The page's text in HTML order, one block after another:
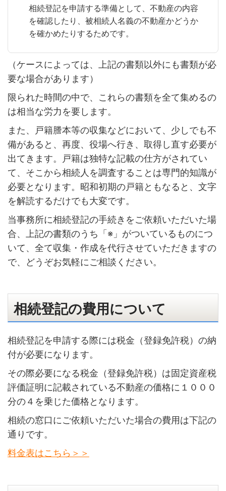
相続登記を申請する準備として、不動産の内容
を確認したり、被相続人名義の不動産かどうか
を確かめたりするためです。
（ケースによっては、上記の書類以外にも書類が必
要な場合があります）
限られた時間の中で、これらの書類を全て集めるの
は相当な労力を要します。
また、戸籍謄本等の収集などにおいて、少しでも不
備があると、再度、役場へ行き、取得し直す必要が
出てきます。戸籍は独特な記載の仕方がされてい
て、そこから相続人を調査することは専門的知識が
必要となります。昭和初期の戸籍ともなると、文字
を解読するだけでも大変です。
当事務所に相続登記の手続きをご依頼いただいた場
合、上記の書類のうち「※」がついているものにつ
いて、全て収集・作成を代行させていただきますの
で、どうぞお気軽にご相談ください。
相続登記の費用について
相続登記を申請する際には税金（登録免許税）の納
付が必要になります。
その際必要になる税金（登録免許税）は固定資産税
評価証明に記載されている不動産の価格に１０００
分の４を乗じた価格となります。
相続の窓口にご依頼いただいた場合の費用は下記の
通りです。
料金表はこちら＞＞